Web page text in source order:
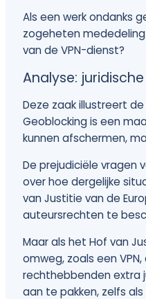
Als een werk ondanks
zogeheten
van de VPN-dienst?
Analyse:
Deze zaak illustreert
Geoblocking is een
kunnen afschermen,
De prejudiciële vragen
over hoe dergelijke
van Justitie van de
auteursrechten te
Maar als het Hof van
omweg, zoals een
rechthebbenden extra
aan te pakken, zelfs